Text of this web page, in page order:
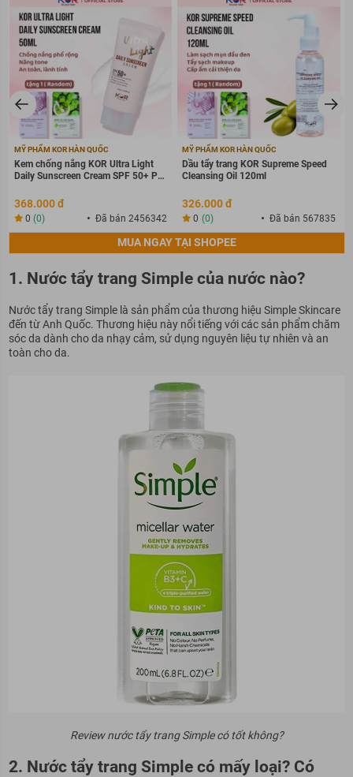
MỸ PHẨM KOR HÀN QUỐC
Kem chống nắng KOR Ultra Light
Daily Sunscreen Cream SPF 50+ PA
368.000 đ
0 (0) Đã bán 2456342
MỸ PHẨM KOR HÀN QUỐC
Dầu tẩy trang KOR Supreme Speed
Cleansing Oil 120ml
326.000 đ
0 (0) Đã bán 567835
MUA NGAY TẠI SHOPEE
1. Nước tẩy trang Simple của nước nào?
Nước tẩy trang Simple là sản phẩm của thương hiệu Simple Skincare
đến từ Anh Quốc. Thương hiệu này nổi tiếng với các sản phẩm chăm
sóc da dành cho da nhạy cảm, sử dụng nguyên liệu tự nhiên và an
toàn cho da.
Review nước tẩy trang Simple có tốt không?
2. Nước tẩy trang Simple có mấy loại? Có